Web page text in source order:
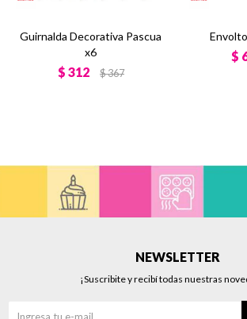
Guirnalda Decorativa Pascua
x6
$ 312 $367
$
NEWSLETTER
¡Suscribite y recibí todas nuestras